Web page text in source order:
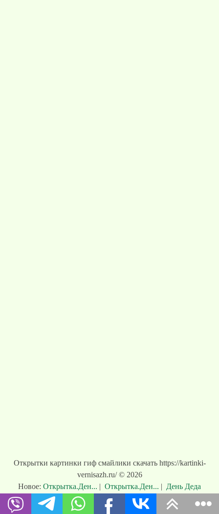
Открытки картинки гиф смайлики скачать https://kartinki-
vernisazh.ru/ © 2026
Новое: Открытка.Ден... | Открытка.Ден... | День Деда
Мо...